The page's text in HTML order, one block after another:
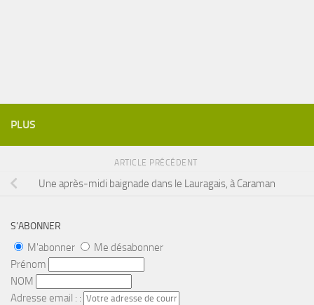
PLUS
ARTICLE PRÉCÉDENT
Une après-midi baignade dans le Lauragais, à Caraman
S’ABONNER
M'abonner
Me désabonner
Prénom
NOM
Adresse email : :